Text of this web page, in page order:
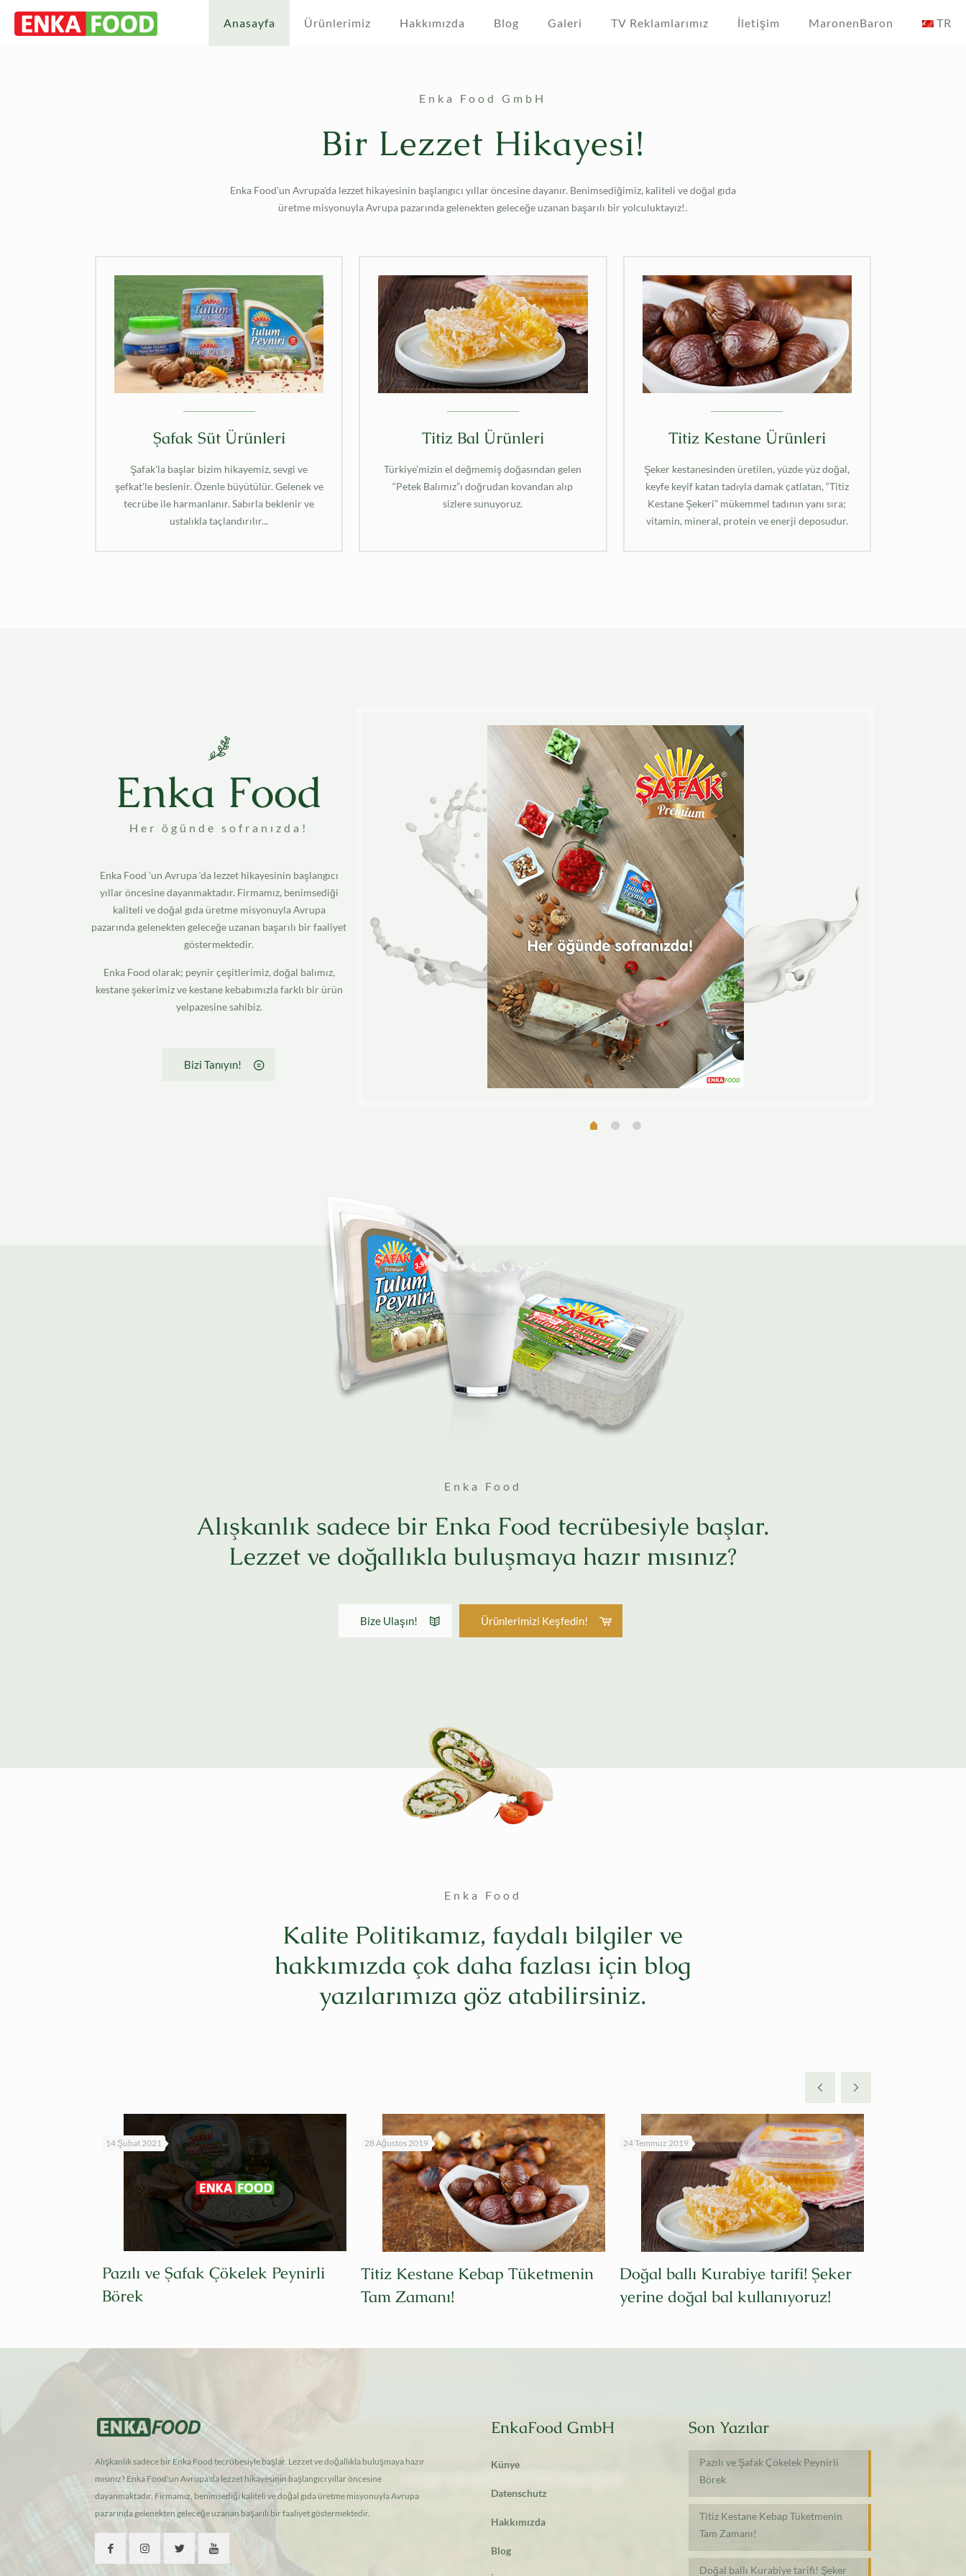
Anasayfa Ürünlerimiz Hakkımızda Blog Galeri TV Reklamlarımız İletişim MaronenBaron TR
Enka Food GmbH
Bir Lezzet Hikayesi!
Enka Food'un Avrupa'da lezzet hikayesinin başlangıcı yıllar öncesine dayanır. Benimsediğimiz, kaliteli ve doğal gıda
üretme misyonuyla Avrupa pazarında gelenekten geleceğe uzanan başarılı bir yolculuktayız!.
Şafak Süt Ürünleri
Şafak'la başlar bizim hikayemiz, sevgi ve
şefkat'le beslenir. Özenle büyütülür. Gelenek ve
tecrübe ile harmanlanır. Sabırla beklenir ve
ustalıkla taçlandırılır...
Titiz Bal Ürünleri
Türkiye’mizin el değmemiş doğasından gelen
“Petek Balımız”ı doğrudan kovandan alıp
sizlere sunuyoruz.
Titiz Kestane Ürünleri
Şeker kestanesinden üretilen, yüzde yüz doğal,
keyfe keyif katan tadıyla damak çatlatan, “Titiz
Kestane Şekeri” mükemmel tadının yanı sıra;
vitamin, mineral, protein ve enerji deposudur.
Enka Food
Her ögünde sofranızda!
Enka Food ‘un Avrupa ‘da lezzet hikayesinin başlangıcı
yıllar öncesine dayanmaktadır. Firmamız, benimsediği
kaliteli ve doğal gıda üretme misyonuyla Avrupa
pazarında gelenekten geleceğe uzanan başarılı bir faaliyet
göstermektedir.
Enka Food olarak; peynir çeşitlerimiz, doğal balımız,
kestane şekerimiz ve kestane kebabımızla farklı bir ürün
yelpazesine sahibiz.
Bizi Tanıyın!
Enka Food
Alışkanlık sadece bir Enka Food tecrübesiyle başlar.
Lezzet ve doğallıkla buluşmaya hazır mısınız?
Bize Ulaşın! Ürünlerimizi Keşfedin!
Enka Food
Kalite Politikamız, faydalı bilgiler ve
hakkımızda çok daha fazlası için blog
yazılarımıza göz atabilirsiniz.
14 Şubat 2021
Pazılı ve Şafak Çökelek Peynirli
Börek
28 Ağustos 2019
Titiz Kestane Kebap Tüketmenin
Tam Zamanı!
24 Temmuz 2019
Doğal ballı Kurabiye tarifi! Şeker
yerine doğal bal kullanıyoruz!
Alışkanlık sadece bir Enka Food tecrübesiyle başlar. Lezzet ve doğallıkla buluşmaya hazır
mısınız? Enka Food'un Avrupa'da lezzet hikayesinin başlangıcı yıllar öncesine
dayanmaktadır. Firmamız, benimsediği kaliteli ve doğal gıda üretme misyonuyla Avrupa
pazarında gelenekten geleceğe uzanan başarılı bir faaliyet göstermektedir.
EnkaFood GmbH
Künye
Datenschutz
Hakkımızda
Blog
Son Yazılar
Pazılı ve Şafak Çökelek Peynirli
Börek
Titiz Kestane Kebap Tüketmenin
Tam Zamanı!
Doğal ballı Kurabiye tarifi! Şeker